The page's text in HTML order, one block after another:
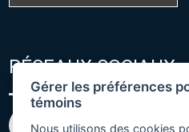
RÉSEAUX SOCIAUX
Gérer les préférences
témoins
Nous utilisons des cookies